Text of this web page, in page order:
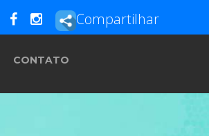
Compartilhar
CONTATO